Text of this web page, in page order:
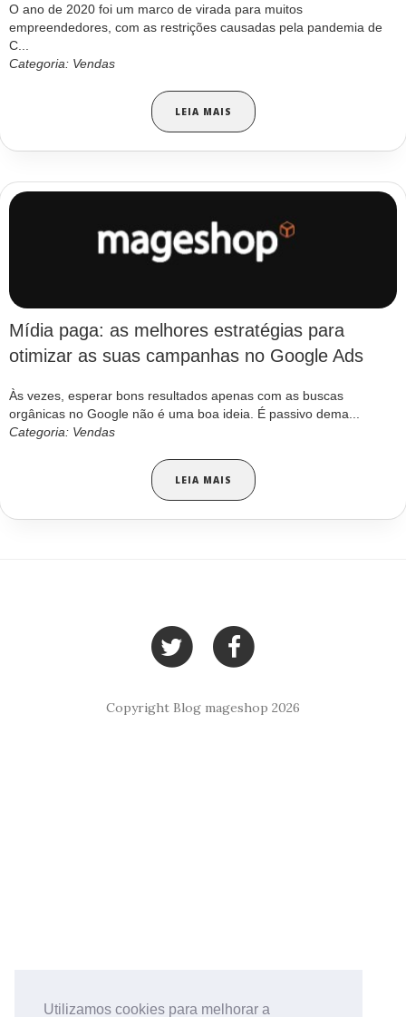
Utilizamos cookies para melhorar a
O ano de 2020 foi um marco de virada para muitos
empreendedores, com as restrições causadas pela pandemia de
C...
Categoria: Vendas
LEIA MAIS
Mídia paga: as melhores estratégias para
otimizar as suas campanhas no Google Ads
Às vezes, esperar bons resultados apenas com as buscas
orgânicas no Google não é uma boa ideia. É passivo dema...
Categoria: Vendas
LEIA MAIS
Copyright Blog mageshop 2026